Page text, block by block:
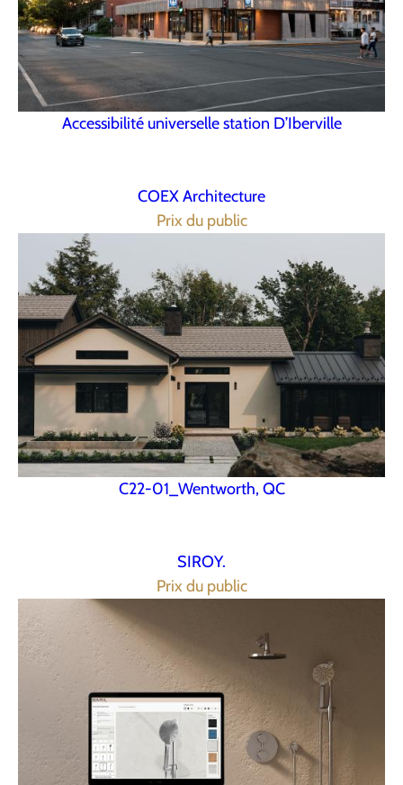
Accessibilité universelle station D’Iberville
COEX Architecture
Prix du public
C22-01_Wentworth, QC
SIROY.
Prix du public